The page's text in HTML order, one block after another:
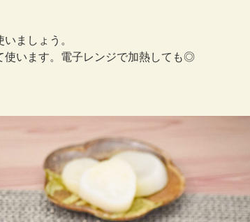
ましょう。
使います。電子レンジで加熱しても◎